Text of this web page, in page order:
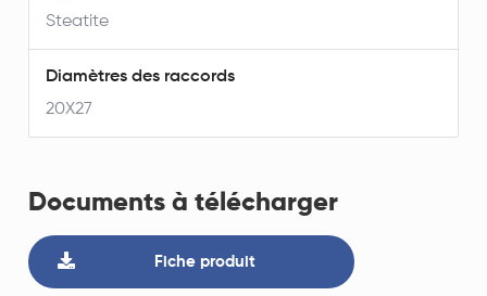
Steatite
Diamètres des raccords
20X27
Documents à télécharger
Fiche produit